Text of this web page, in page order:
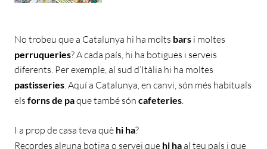
No trobeu que a Catalunya hi ha molts bars i moltes
perruqueries? A cada país, hi ha botigues i serveis
diferents. Per exemple, al sud d’Itàlia hi ha moltes
pastisseries . Aquí a Catalunya, en canvi, són més habituals
els forns de paque també són cafeteries
I a prop de casa teva què hi ha?
Recordes alguna botiga o servei que hi haal teu país i que